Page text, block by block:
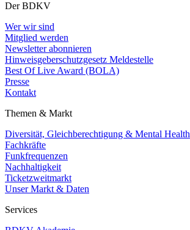
Der BDKV
Wer wir sind
Mitglied werden
Newsletter abonnieren
Hinweisgeberschutzgesetz Meldestelle
Best Of Live Award (BOLA)
Presse
Kontakt
Themen & Markt
Diversität, Gleichberechtigung & Mental Health
Fachkräfte
Funkfrequenzen
Nachhaltigkeit
Ticketzweitmarkt
Unser Markt & Daten
Services